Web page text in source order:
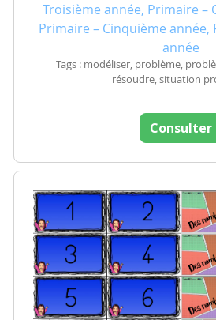
Troisième année, Primaire –
Primaire – Cinquième année,
année
Tags : modéliser, problème,
résoudre, situation
Consulter